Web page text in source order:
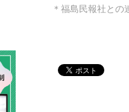
＊福島民報社との